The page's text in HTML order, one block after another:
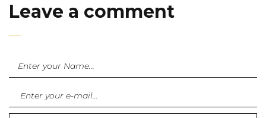
Leave a comment